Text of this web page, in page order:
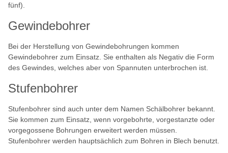
fünf).
Gewindebohrer
Bei der Herstellung von Gewindebohrungen kommen
Gewindebohrer zum Einsatz. Sie enthalten als Negativ die Form
des Gewindes, welches aber von Spannuten unterbrochen ist.
Stufenbohrer
Stufenbohrer sind auch unter dem Namen Schälbohrer bekannt.
Sie kommen zum Einsatz, wenn vorgebohrte, vorgestanzte oder
vorgegossene Bohrungen erweitert werden müssen.
Stufenbohrer werden hauptsächlich zum Bohren in Blech benutzt.